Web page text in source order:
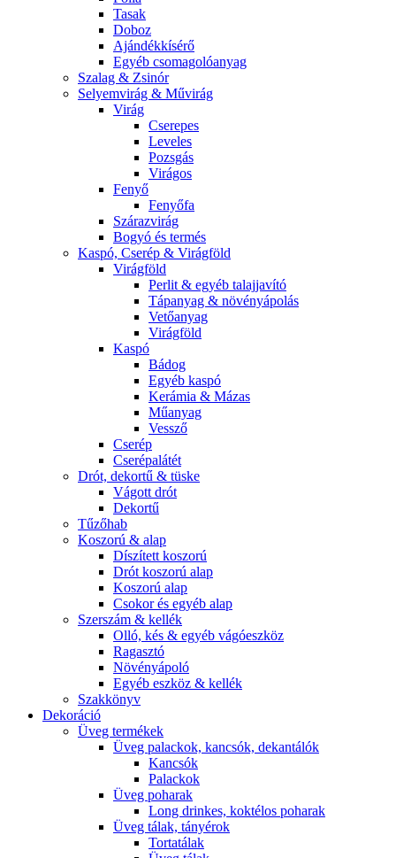
Tasak
Doboz
Ajándékkísérő
Egyéb csomagolóanyag
Szalag & Zsinór
Selyemvirág & Művirág
Virág
Cserepes
Leveles
Pozsgás
Virágos
Fenyő
Fenyőfa
Szárazvirág
Bogyó és termés
Kaspó, Cserép & Virágföld
Virágföld
Perlit & egyéb talajjavító
Tápanyag & növényápolás
Vetőanyag
Virágföld
Kaspó
Bádog
Egyéb kaspó
Kerámia & Mázas
Műanyag
Vessző
Cserép
Cserépalátét
Drót, dekortű & tüske
Vágott drót
Dekortű
Tűzőhab
Koszorú & alap
Díszített koszorú
Drót koszorú alap
Koszorú alap
Csokor és egyéb alap
Szerszám & kellék
Olló, kés & egyéb vágóeszköz
Ragasztó
Növényápoló
Egyéb eszköz & kellék
Szakkönyv
Dekoráció
Üveg termékek
Üveg palackok, kancsók, dekantálók
Kancsók
Palackok
Üveg poharak
Long drinkes, koktélos poharak
Üveg tálak, tányérok
Tortatálak